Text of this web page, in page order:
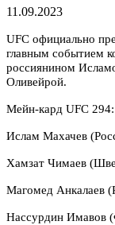
11.09.2023
UFC официально
главным событием
россиянином
Оливейрой.
Мейн-кард UFC 294:
Ислам Махачев
Хамзат Чимаев
Магомед Анкалаев
Нассурдин Имавов